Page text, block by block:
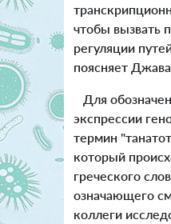
чтобы вызвать
регуляции
поясняет
Для
экспрессии
термин
который
греческого
означающего
коллеги